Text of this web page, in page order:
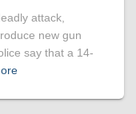
attack,
new gun
say that a 14-